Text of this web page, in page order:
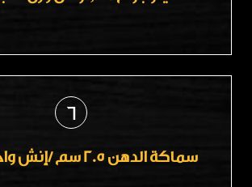
6
سماكة الدهن 2.5 سم /إنش واحد أو أقل